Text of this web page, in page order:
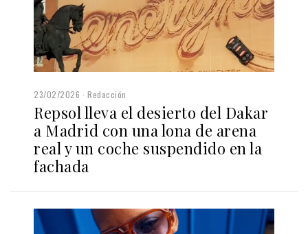
23/02/2026 Redacción
Repsol lleva el desierto del Dakar
a Madrid con una lona de arena
real y un coche suspendido en la
fachada